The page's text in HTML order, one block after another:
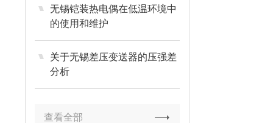
无锡铠装热电偶在低温环境中
的使用和维护
关于无锡差压变送器的压强差
分析
查看全部